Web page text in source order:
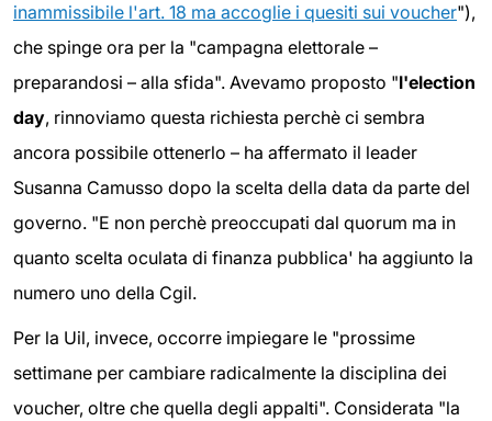
inammissibile l'art. 18 ma accoglie i quesiti sui voucher"),
che spinge ora per la "campagna elettorale –
preparandosi – alla sfida". Avevamo proposto "l'election
day, rinnoviamo questa richiesta perchè ci sembra
ancora possibile ottenerlo – ha affermato il leader
Susanna Camusso dopo la scelta della data da parte del
governo. "E non perchè preoccupati dal quorum ma in
quanto scelta oculata di finanza pubblica' ha aggiunto la
numero uno della Cgil.
Per la Uil, invece, occorre impiegare le "prossime
settimane per cambiare radicalmente la disciplina dei
voucher, oltre che quella degli appalti". Considerata "la